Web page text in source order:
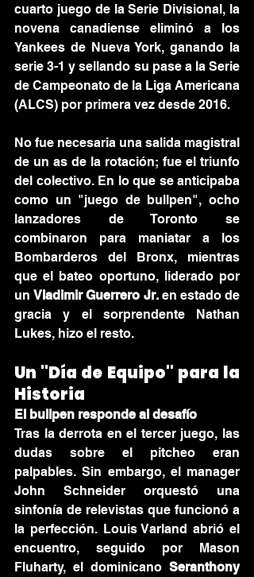
cuarto juego de la Serie Divisional, la
novena canadiense eliminó a los
Yankees de Nueva York, ganando la
serie 3-1 y sellando su pase a la Serie
de Campeonato de la Liga Americana
(ALCS) por primera vez desde 2016.
No fue necesaria una salida magistral
de un as de la rotación; fue el triunfo
del colectivo. En lo que se anticipaba
como un "juego de bullpen", ocho
lanzadores de Toronto se
combinaron para maniatar a los
Bombarderos del Bronx, mientras
que el bateo oportuno, liderado por
un Vladimir Guerrero Jr. en estado de
gracia y el sorprendente Nathan
Lukes, hizo el resto.
Un "Día de Equipo" para la
Historia
El bullpen responde al desafío
Tras la derrota en el tercer juego, las
dudas sobre el pitcheo eran
palpables. Sin embargo, el manager
John Schneider orquestó una
sinfonía de relevistas que funcionó a
la perfección. Louis Varland abrió el
encuentro, seguido por Mason
Fluharty, el dominicano Seranthony